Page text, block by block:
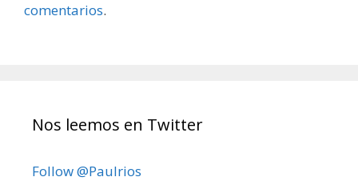
comentarios.
Nos leemos en Twitter
Follow @Paulrios